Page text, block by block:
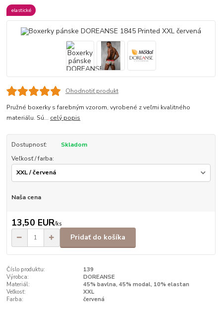
elastické
Ohodnotiť produkt
Pružné boxerky s farebným vzorom, vyrobené z veľmi kvalitného
materiálu. Sú... celý popis
Dostupnosť:
Skladom
Veľkosť / farba:
Naša cena
13,50 EUR/ks
Pridať do košíka
Číslo produktu:
139
Výrobca:
DOREANSE
Materiál:
45% bavlna, 45% modal, 10% elastan
Veľkosť:
XXL
Farba:
červená